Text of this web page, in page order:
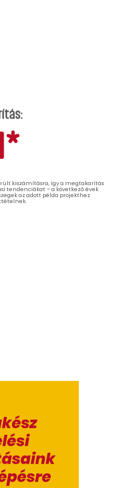
*
kiszámításra, így a megtakarítás
tendenciákat – a következő évek
az adott példa projekthez